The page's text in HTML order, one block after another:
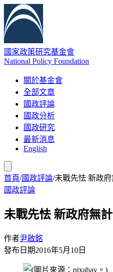
國家政策研究基金會
National Policy Foundation
關於基金會
全部文章
國政評論
國政分析
國政研究
最新消息
English
首頁/國政評論/未戰先怯 新政
國政評論
未戰先怯 新政府無
作者尹啟銘
發布日期2016年5月10日